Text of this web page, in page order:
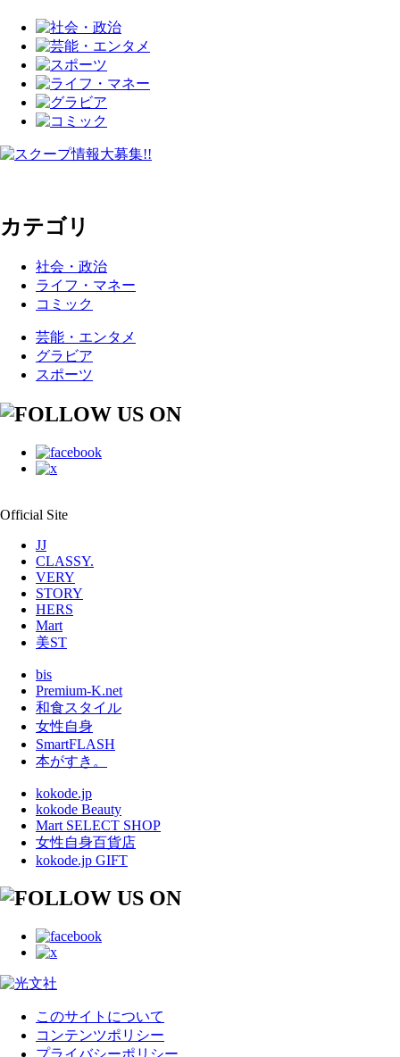
カテゴリ
社会・政治
ライフ・マネー
コミック
芸能・エンタメ
グラビア
スポーツ
Official Site
JJ
CLASSY.
VERY
STORY
HERS
Mart
美ST
bis
Premium-K.net
和食スタイル
女性自身
SmartFLASH
本がすき。
kokode.jp
kokode Beauty
Mart SELECT SHOP
女性自身百貨店
kokode.jp GIFT
このサイトについて
コンテンツポリシー
プライバシーポリシー